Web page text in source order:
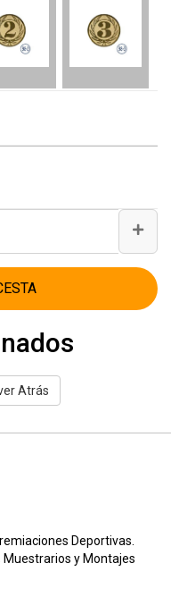
Atrás
Deportivas.
y Montajes